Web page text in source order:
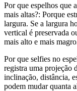
Por que espelhos que
mais altas?: Porque
largura. Se a largura
vertical é preservada
mais alto e mais
Por que selfies no
registra uma projeção
inclinação, distância,
podem mudar quanta